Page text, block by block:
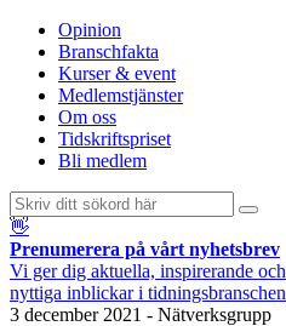
Opinion
Branschfakta
Kurser & event
Medlemstjänster
Om oss
Tidskriftspriset
Bli medlem
👋
Prenumerera på vårt nyhetsbrev
Vi ger dig aktuella, inspirerande och
nyttiga inblickar i tidningsbranschen
3 december 2021 - Nätverksgrupp